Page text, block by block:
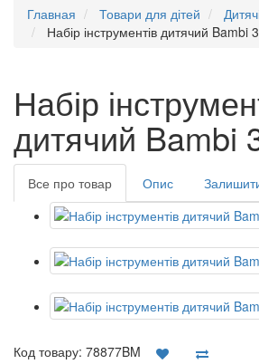
Главная
Товари для дітей
Набір інструментів дитячий Bambi
Набір
дитячий Bambi
Все про товар Опис
Код товару: 78877BM